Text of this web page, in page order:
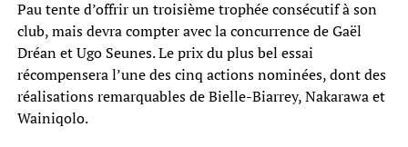
Pau tente d’offrir un troisième trophée consécutif à son
club, mais devra compter avec la concurrence de Gaël
Dréan et Ugo Seunes. Le prix du plus bel essai
récompensera l’une des cinq actions nominées, dont des
réalisations remarquables de Bielle-Biarrey, Nakarawa et
Wainiqolo.